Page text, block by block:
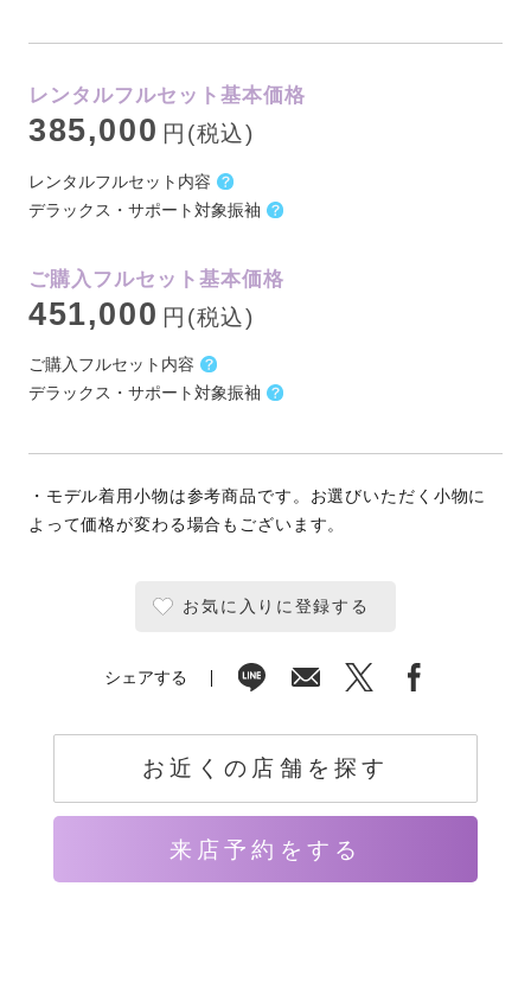
レンタルフルセット基本価格
385,000 円(税込)
レンタルフルセット内容
デラックス・サポート対象振袖
ご購入フルセット基本価格
451,000 円(税込)
ご購入フルセット内容
デラックス・サポート対象振袖
・モデル着用小物は参考商品です。お選びいただく小物に
よって価格が変わる場合もございます。
お気に入りに登録する
シェアする
お近くの店舗を探す
来店予約をする